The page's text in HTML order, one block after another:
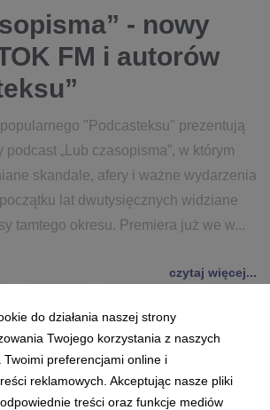
- nowy
FM i autorów
"Podcasteksu" prezentują
„Lub czasopisma”, w którym
skandale, afery i ważne wydarzenia
lat dwutysięcznych widziane
tamtego okresu. Premiera już we w...
czytaj więcej...
GRUPA EUROZET
do działania naszej strony
Twojego korzystania z naszych
Twoimi preferencjami online i
reklamowych. Akceptując nasze pliki
treści oraz funkcje mediów